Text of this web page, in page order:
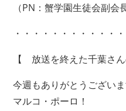
（PN：蟹学園生徒会副会
・・・・・・・・・・・
【 放送を終えた千葉さ
今週もありがとうございま
マルコ・ポーロ！